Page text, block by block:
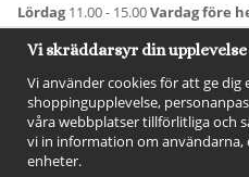
Lördag11.00 - 15.00Vardag före
För avvikande öppettider:Titta här
Vi skräddarsyr din upplevelse
Vi använder cookies för att ge dig
shoppingupplevelse,
våra webbplatser tillförlitliga och
vi in information om användarna,
enheter.